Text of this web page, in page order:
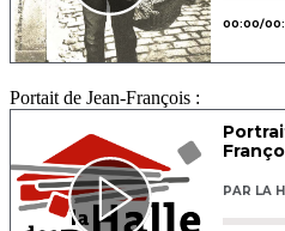
Portait de Jean-François :